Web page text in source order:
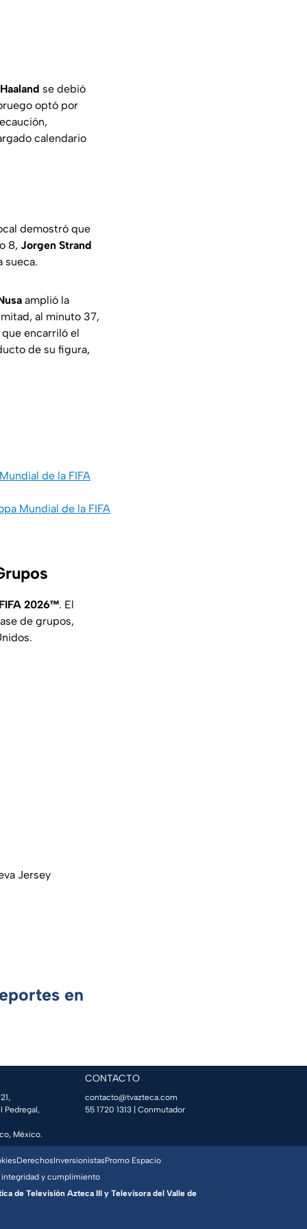
Haaland se debió
optó por
calendario
demostró que
8, Jorgen Strand
sueca.
amplió la
al minuto 37,
encarriló el
de su figura,
de la FIFA
Mundial de la FIFA
2026™. El
de grupos,
Jersey
en
Pedregal,
México.
CONTACTO
contacto@tvazteca.com
55 1720 1313 | Conmutador
DerechosInversionistasPromo Espacio
integridad y cumplimiento
de Televisión Azteca III y Televisora del Valle de